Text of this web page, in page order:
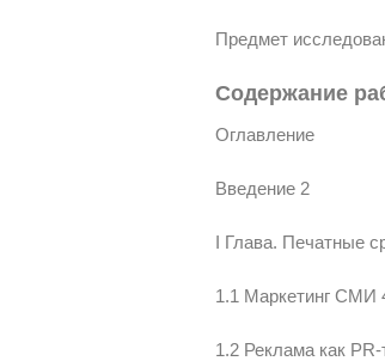
Предмет
Содержание
Оглавление
Введение 2
I Глава. Печатные
1.1 Маркетинг СМИ
1.2 Реклама как PR-